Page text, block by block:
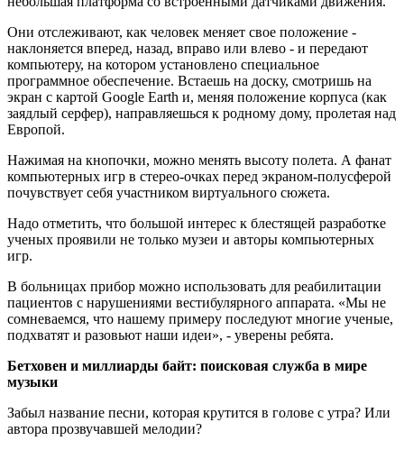
Они отслеживают, как человек меняет свое положение -
наклоняется вперед, назад, вправо или влево - и передают
компьютеру, на котором установлено специальное
программное обеспечение. Встаешь на доску, смотришь на
экран с картой Google Earth и, меняя положение корпуса (как
заядлый серфер), направляешься к родному дому, пролетая над
Европой.
Нажимая на кнопочки, можно менять высоту полета. А фанат
компьютерных игр в стерео-очках перед экраном-полусферой
почувствует себя участником виртуального сюжета.
Надо отметить, что большой интерес к блестящей разработке
ученых проявили не только музеи и авторы компьютерных
игр.
В больницах прибор можно использовать для реабилитации
пациентов с нарушениями вестибулярного аппарата. «Мы не
сомневаемся, что нашему примеру последуют многие ученые,
подхватят и разовьют наши идеи», - уверены ребята.
Бетховен и миллиарды байт: поисковая служба в мире
музыки
Забыл название песни, которая крутится в голове с утра? Или
автора прозвучавшей мелодии?